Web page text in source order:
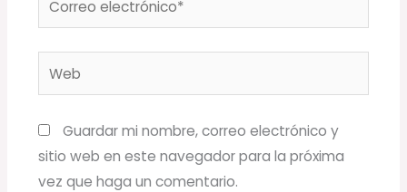
Guardar mi nombre, correo electrónico y
sitio web en este navegador para la próxima
vez que haga un comentario.